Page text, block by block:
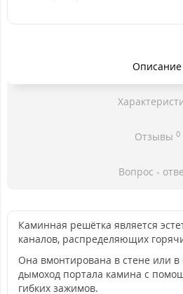
Описание
Отзывы 0
Вопрос -
Каминная решётка является
каналов, распределяющих
Она вмонтирована в стене или
дымоход портала камина с
гибких зажимов.